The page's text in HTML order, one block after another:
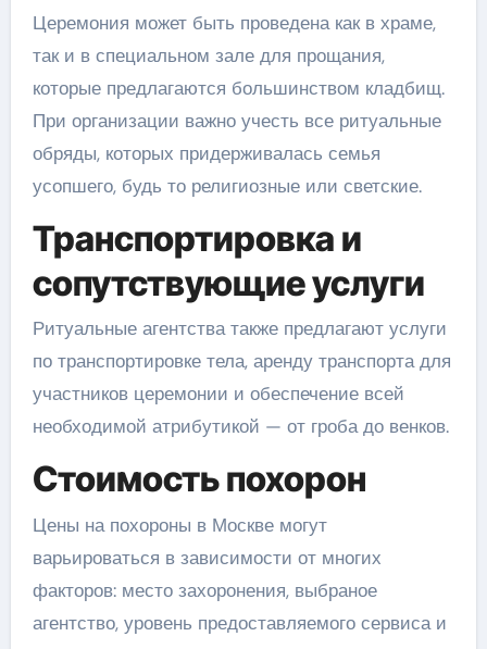
Церемония может быть проведена как в храме,
так и в специальном зале для прощания,
которые предлагаются большинством кладбищ.
При организации важно учесть все ритуальные
обряды, которых придерживалась семья
усопшего, будь то религиозные или светские.
Транспортировка и
сопутствующие услуги
Ритуальные агентства также предлагают услуги
по транспортировке тела, аренду транспорта для
участников церемонии и обеспечение всей
необходимой атрибутикой — от гроба до венков.
Стоимость похорон
Цены на похороны в Москве могут
варьироваться в зависимости от многих
факторов: место захоронения, выбраное
агентство, уровень предоставляемого сервиса и